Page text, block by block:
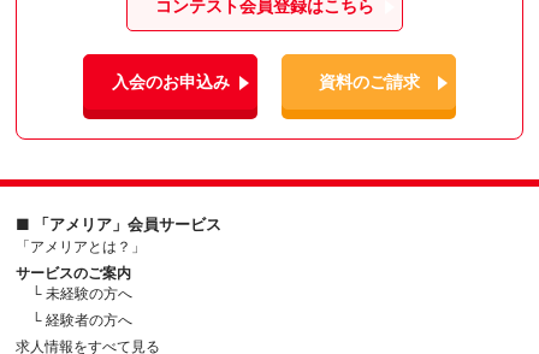
コンテスト会員登録はこちら
入会のお申込み 資料のご請求
■ 「アメリア」会員サービス
「アメリアとは？」
サービスのご案内
└ 未経験の方へ
└ 経験者の方へ
求人情報をすべて見る